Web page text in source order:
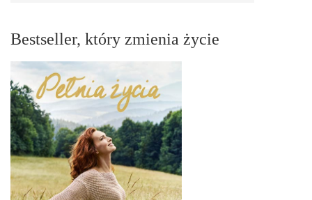
Bestseller, który zmienia życie